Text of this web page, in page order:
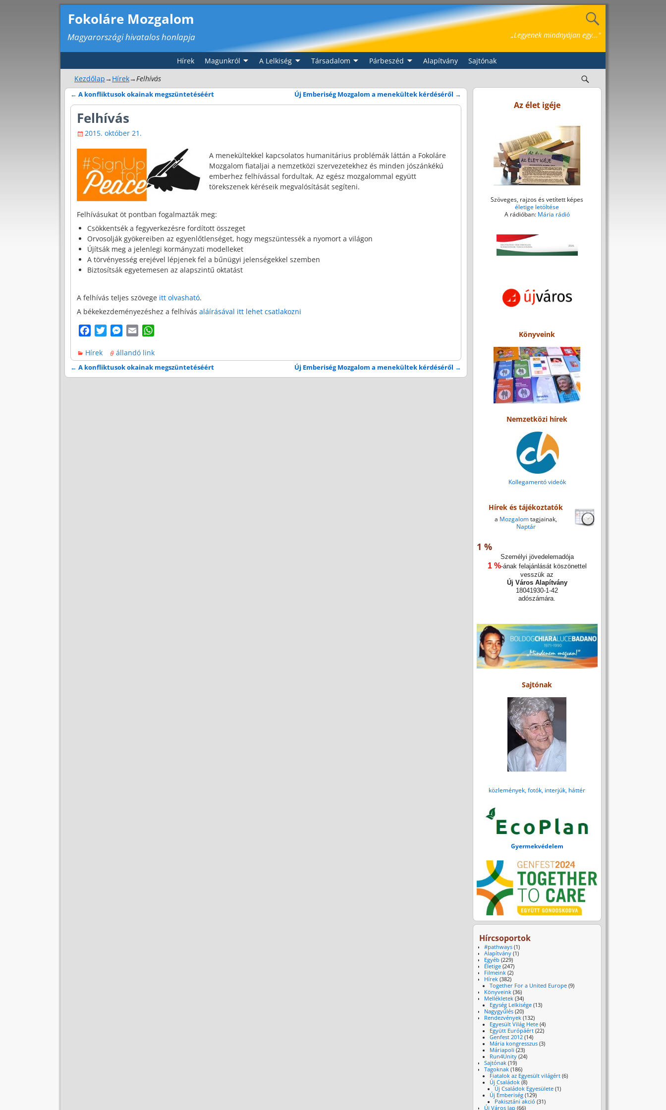
Fokoláre Mozgalom
Magyarországi hivatalos honlapja „Legyenek mindnyájan egy..."
Hírek Magunkról A Lelkiség Társadalom Párbeszéd Alapítvány
Sajtónak
Kezdőlap→ Hírek→ Felhívás
Bejegyzés navigáció
← A konfliktusok okainak megszüntetéséért Új Emberiség Mozgalom a menekültek kérdéséről →
Felhívás
2015. október 21.
A menekültekkel kapcsolatos humanitárius problémák láttán a Fokoláre
Mozgalom fiataljai a nemzetközi szervezetekhez és minden jószánkékú
emberhez felhívással fordultak. Az egész mozgalommal együtt
törekszenek kéréseik megvalósítását segíteni.
Felhívásukat öt pontban fogalmazták meg:
Csökkentsék a fegyverkezésre fordított összeget
Orvosolják gyökereiben az egyenlőtlenséget, hogy megszüntessék a nyomort a világon
Újítsák meg a jelenlegi kormányzati modelleket
A törvényesség erejével lépjenek fel a bűnügyi jelenségekkel szemben
Biztosítsák egyetemesen az alapszintű oktatást
A felhívás teljes szövegeitt olvasható.
A békekezdeményezéshez a felhívás aláírásával itt lehet csatlakozni
c
e
b
t
t
M
s
s
e
a
i
l
a
t
s
Hírek állandó link
Bejegyzés navigáció
← A konfliktusok okainak megszüntetéséért Új Emberiség Mozgalom a menekültek kérdéséről →
Az élet igéje
Szöveges, rajzos és vetített képes
életige letöltése
A rádióban: Mária rádió
Könyveink
Nemzetközi hírek
Kollegamentó videók
Hírek és tájékoztatók
a Mozgalomtagjainak,
Naptár
1 %
Személyi jövedelemadója
1 %-ának felajánlását köszönettel
vesszük az
Új Város Alapítvány
18041930-1-42
adószámára.
Sajtónak
közlemények, fotók, interjúk, háttér
Gyermekvédelem
Hírcsoportok
#pathways (1)
Alapítvány (1)
Egyéb (229)
Életige (247)
Filmeink (2)
Hírek (382)
Together For a United Europe(9)
Könyveink (36)
Mellékletek (34)
Egység Lelkisége(13)
Nagygyűlés (20)
Rendezvények (132)
Egyesült Világ Hete(4)
Együtt Európáért(22)
Genfest 2012(14)
Mária kongresszus(3)
Máriapoli (23)
Run4Unity(24)
Sajtónak (19)
Tagoknak (186)
Fiatalok az Egyesült világért(6)
Új Családok(8)
Új Családok Egyesülete (1)
Új Emberiség(129)
Pakisztáni akció (31)
Új Város lap (66)